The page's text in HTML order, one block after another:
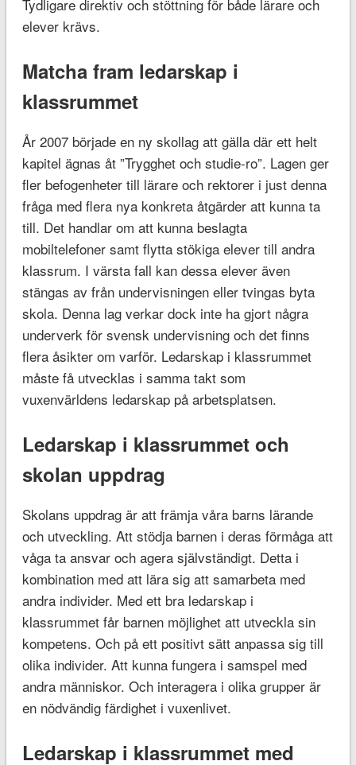
Tydligare direktiv och stöttning för både lärare och
elever krävs.
Matcha fram ledarskap i
klassrummet
År 2007 började en ny skollag att gälla där ett helt
kapitel ägnas åt ”Trygghet och studie-ro”. Lagen ger
fler befogenheter till lärare och rektorer i just denna
fråga med flera nya konkreta åtgärder att kunna ta
till. Det handlar om att kunna beslagta
mobiltelefoner samt flytta stökiga elever till andra
klassrum. I värsta fall kan dessa elever även
stängas av från undervisningen eller tvingas byta
skola. Denna lag verkar dock inte ha gjort några
underverk för svensk undervisning och det finns
flera åsikter om varför. Ledarskap i klassrummet
måste få utvecklas i samma takt som
vuxenvärldens ledarskap på arbetsplatsen.
Ledarskap i klassrummet och
skolan uppdrag
Skolans uppdrag är att främja våra barns lärande
och utveckling. Att stödja barnen i deras förmåga att
våga ta ansvar och agera självständigt. Detta i
kombination med att lära sig att samarbeta med
andra individer. Med ett bra ledarskap i
klassrummet får barnen möjlighet att utveckla sin
kompetens. Och på ett positivt sätt anpassa sig till
olika individer. Att kunna fungera i samspel med
andra människor. Och interagera i olika grupper är
en nödvändig färdighet i vuxenlivet.
Ledarskap i klassrummet med